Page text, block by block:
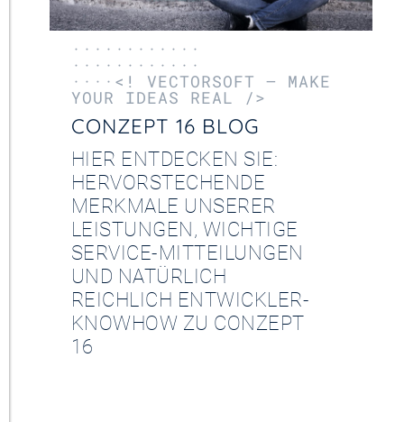
············
············
····<! VECTORSOFT – MAKE
YOUR IDEAS REAL />
CONZEPT 16 BLOG
HIER ENTDECKEN SIE:
HERVORSTECHENDE
MERKMALE UNSERER
LEISTUNGEN, WICHTIGE
SERVICE-MITTEILUNGEN
UND NATÜRLICH
REICHLICH ENTWICKLER-
KNOWHOW ZU CONZEPT
16